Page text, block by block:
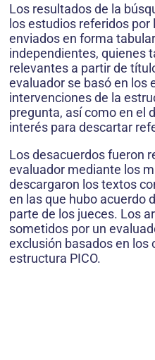
Los resultados de la
los estudios referidos
enviados en forma
independientes, quienes
relevantes a partir de
evaluador se basó en los
intervenciones de la
pregunta, así como en el
interés para descartar
Los desacuerdos fueron
evaluador mediante los
descargaron los textos
en las que hubo acuerdo
parte de los jueces. Los
sometidos por un
exclusión basados en los
estructura PICO.